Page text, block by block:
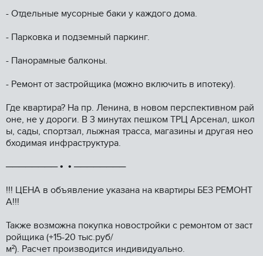
- Отдельные мусорные баки у каждого дома.
- Парковка и подземный паркинг.
- Панорамные балконы.
- Ремонт от застройщика (можно включить в ипотеку).
Где квартира? На пр. Ленина, в новом перспективном рай
оне, не у дороги. В 3 минутах пешком ТРЦ Арсенал, школ
ы, сады, спортзал, лыжная трасса, магазины и другая нео
бходимая инфраструктура.
──────── • • ────────
!!! ЦЕНА в объявление указана на квартиры БЕЗ РЕМОНТ
А!!!
Также возможна покупка новостройки с ремонтом от заст
ройщика (+15-20 тыс.руб/
м²). Расчет производится индивидуально.